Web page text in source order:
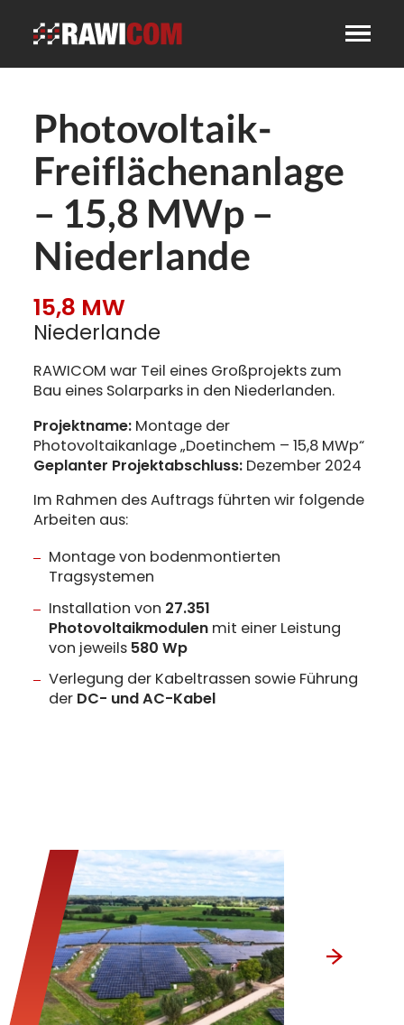
Photovoltaik-
Freiflächenanlage
– 15,8 MWp –
Niederlande
15,8 MW
Niederlande
RAWICOM war Teil eines Großprojekts zum
Bau eines Solarparks in den Niederlanden.
Projektname:Montage der
Photovoltaikanlage „Doetinchem – 15,8 MWp“
Geplanter Projektabschluss:Dezember 2024
Im Rahmen des Auftrags führten wir folgende
Arbeiten aus:
Montage von bodenmontierten
Tragsystemen
Installation von 27.351
Photovoltaikmodulenmit einer Leistung
von jeweils 580 Wp
Verlegung der Kabeltrassen sowie Führung
der DC- und AC-Kabel